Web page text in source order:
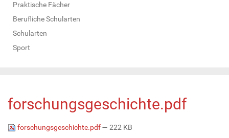
Praktische Fächer
Berufliche Schularten
Schularten
Sport
forschungsgeschichte.pdf
forschungsgeschichte.pdf— 222 KB